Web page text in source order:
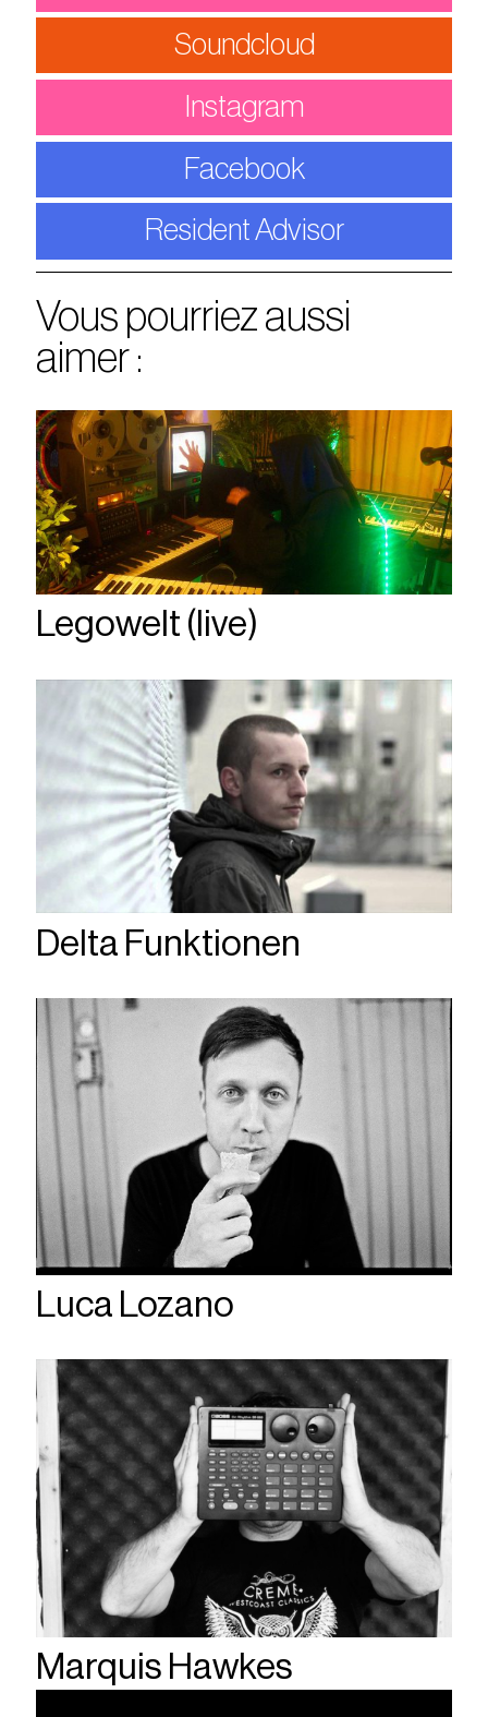
Soundcloud
Instagram
Facebook
Resident Advisor
Vous pourriez aussi
aimer :
Legowelt (live)
Delta Funktionen
Luca Lozano
Marquis Hawkes